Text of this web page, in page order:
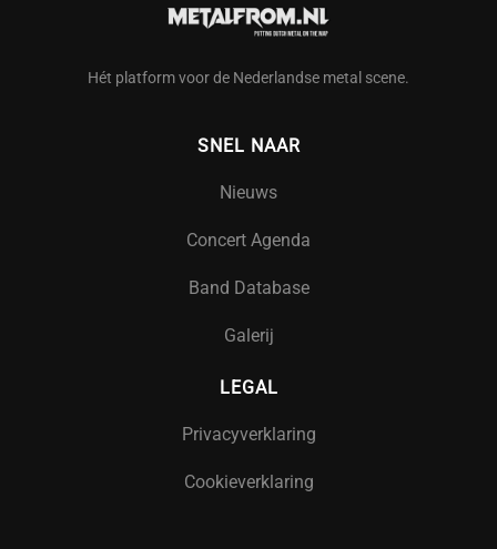
Hét platform voor de Nederlandse metal scene.
SNEL NAAR
Nieuws
Concert Agenda
Band Database
Galerij
LEGAL
Privacyverklaring
Cookieverklaring